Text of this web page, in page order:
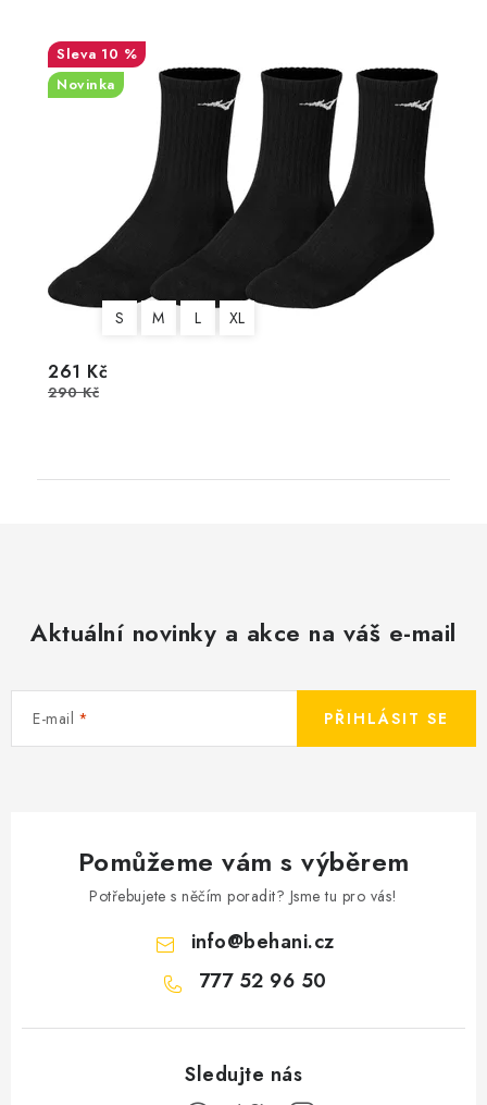
10 %
Novinka
S M L XL
261 Kč
290 Kč
Aktuální novinky a akce na váš e-mail
E-mail PŘIHLÁSIT SE
Pomůžeme vám s výběrem
Potřebujete s něčím poradit? Jsme tu pro vás!
info@behani.cz
777 52 96 50